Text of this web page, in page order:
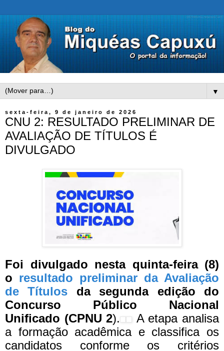
▼
sexta-feira, 9 de janeiro de 2026
CNU 2: RESULTADO PRELIMINAR DE
AVALIAÇÃO DE TÍTULOS É
DIVULGADO
Foi divulgado nesta quinta-feira (8)
o resultado preliminar da Avaliação
de Títulos da segunda edição do
Concurso Público Nacional
Unificado (CPNU 2).
A etapa analisa
a formação acadêmica e classifica os
candidatos conforme os critérios